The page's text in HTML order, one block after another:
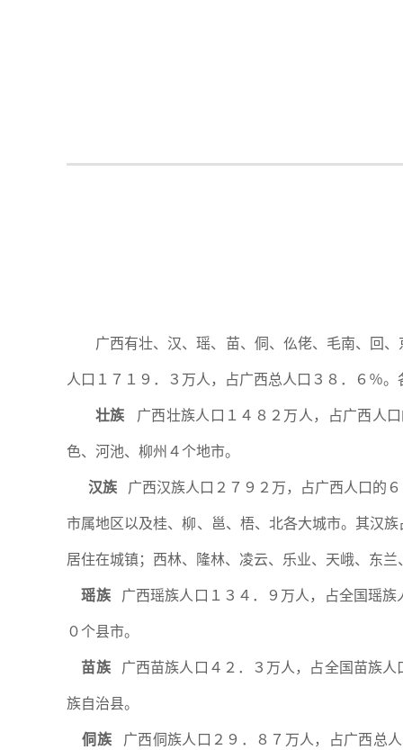
广西有壮、汉、瑶、苗、侗、仫佬、毛南、回
人口１７１９．３万人，占广西总人口３８．６％。
壮族 广西壮族人口１４８２万人，占广西人
色、河池、柳州４个地市。
汉族 广西汉族人口２７９２万，占广西人口的
市属地区以及桂、柳、邕、梧、北各大城市。其汉
居住在城镇；西林、隆林、凌云、乐业、天峨、东
瑶族广西瑶族人口１３４．９万人，占全国瑶族
０个县市。
苗族广西苗族人口４２．３万人，占全国苗族人
族自治县。
侗族 广西侗族人口２９．８７万人，占广西总